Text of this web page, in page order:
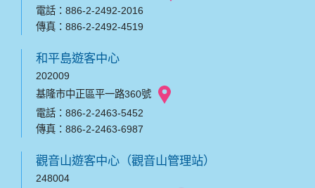
電話：886-2-2492-2016
傳真：886-2-2492-4519
和平島遊客中心
202009
基隆市中正區平一路360號
電話：886-2-2463-5452
傳真：886-2-2463-6987
觀音山遊客中心（觀音山管理站）
248004